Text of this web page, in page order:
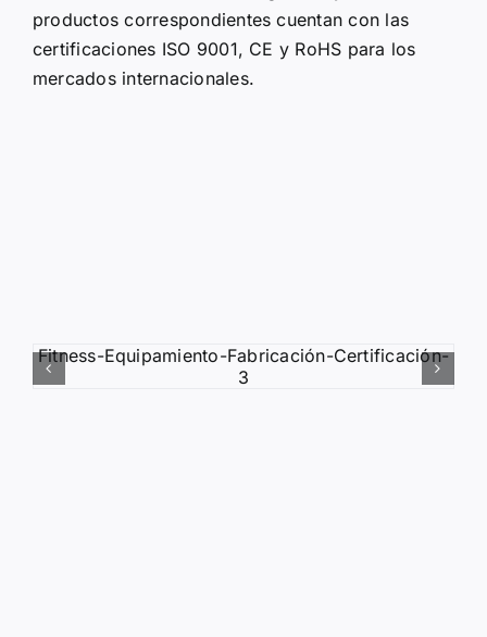
productos correspondientes cuentan con las
certificaciones ISO 9001, CE y RoHS para los
mercados internacionales.